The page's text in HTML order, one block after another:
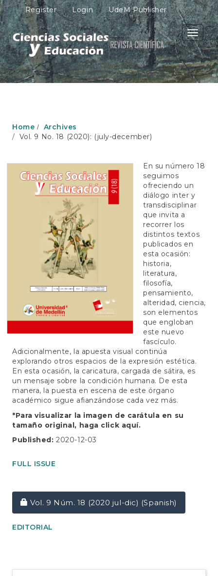
M
a
i
n
N
a
v
i
g
n
Register Login UdeM Publisher
Toggle
Home
Archives
Vol. 9 No. 18 (2020): (july-december)
En su número 18
seguimos
ofreciendo un
diálogo inter y
transdisciplinar
que invita a
recorrer los
distintos textos
publicados en
esta ocasión:
historia,
literatura,
filosofía,
pensamiento,
alteridad, ciencia,
son elementos
que engloban
este nuevo
fascículo.
Adicionalmente, la apuesta visual continúa
explorando otros espacios de la expresión estética.
En esta ocasión, la caricatura, cargada de sátira, es
un mensaje sobre la condición humana. De esta
manera, la puesta en escena de este órgano
académico sigue afianzándose cada vez más.
*Para visualizar la imagen de carátula en su
tamaño original, haga click aquí.
Published:2020-12-03
FULL ISSUE
Requires Subscription
Vol. 9 Núm. 18 (2020 jul-dic) (Spanish)
EDITORIAL